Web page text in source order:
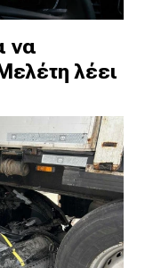
να
λέει